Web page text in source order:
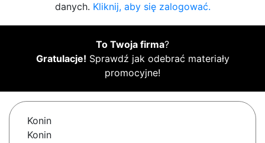
danych. Kliknij, aby się zalogować.
To Twoja firma?
Gratulacje! Sprawdź jak odebrać materiały
promocyjne!
Konin
Konin